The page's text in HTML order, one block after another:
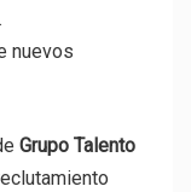
nuevos
Grupo Talento